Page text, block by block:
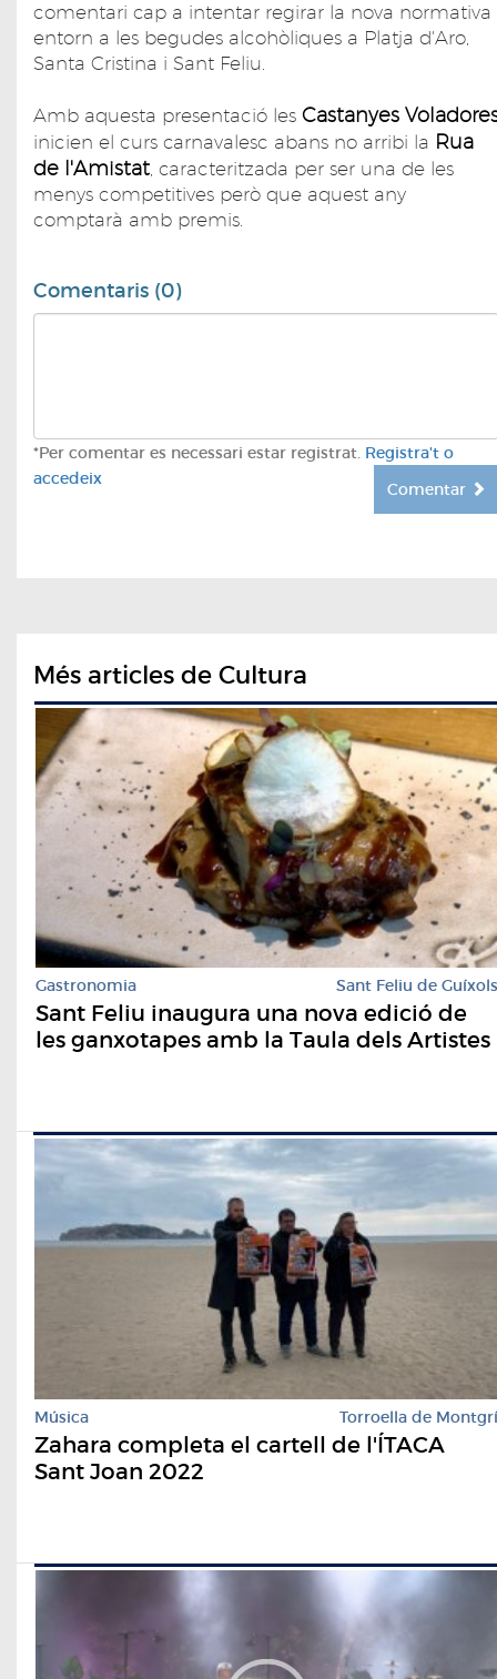
comentari cap a intentar regirar la nova normativa
entorn a les begudes alcohòliques a Platja d'Aro,
Santa Cristina i Sant Feliu.
Amb aquesta presentació les Castanyes
inicien el curs carnavalesc abans no arribi la Rua
de l'Amistat, caracteritzada per ser una de les
menys competitives però que aquest any
comptarà amb premis.
Comentaris (0)
*Per comentar es necessari estar registrat. Registra't o
accedeix
Comentar
Més articles de Cultura
Gastronomia Sant Feliu de Guíxols
Sant Feliu inaugura una nova edició de
les ganxotapes amb la Taula dels Artistes
Música Torroella de Montgrí
Zahara completa el cartell de l'ÍTACA
Sant Joan 2022